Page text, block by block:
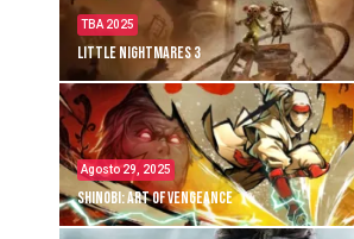
TBA 2025
Little Nightmares 3
Agosto 29, 2025
Shinobi: Art of Vengeance